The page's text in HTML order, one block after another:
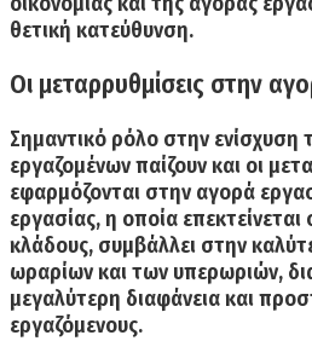
θετική κατεύθυνση.
Οι μεταρρυθμίσεις στην
Σημαντικό ρόλο στην
εργαζομένων παίζουν και οι
εφαρμόζονται στην αγορά
εργασίας, η οποία
κλάδους, συμβάλλει στην
ωραρίων και των υπερωριών,
μεγαλύτερη διαφάνεια και
εργαζόμενους.